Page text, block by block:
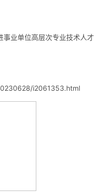
业单位高层次专业技术人才
i2061353.html